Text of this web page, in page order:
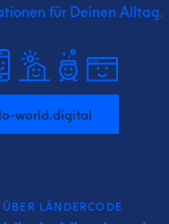
für Deinen Alltag.
world.digital
ÜBER LÄNDERCODE